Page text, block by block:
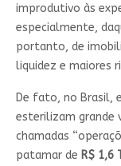
improdutivo às
especialmente,
portanto, de
liquidez e maiores
De fato, no Brasil,
esterilizam grande
chamadas
patamar de R$ 1,6